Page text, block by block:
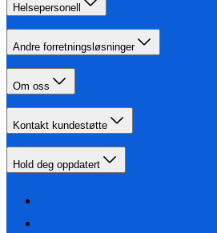
Helsepersonell
Andre forretningsløsninger
Om oss
Kontakt kundestøtte
Hold deg oppdatert